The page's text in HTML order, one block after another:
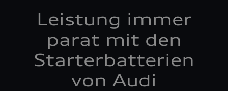
Leistung immer
parat mit den
Starterbatterien
von Audi